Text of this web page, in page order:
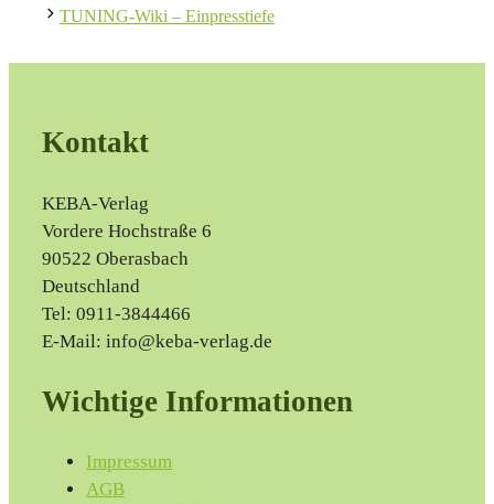
TUNING-Wiki – Einpresstiefe
Kontakt
KEBA-Verlag
Vordere Hochstraße 6
90522 Oberasbach
Deutschland
Tel: 0911-3844466
E-Mail: info@keba-verlag.de
Wichtige Informationen
Impressum
AGB